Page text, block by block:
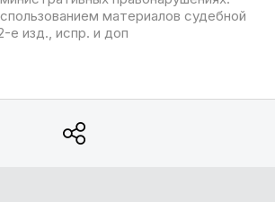
материалов судебной
е изд., испр. и доп